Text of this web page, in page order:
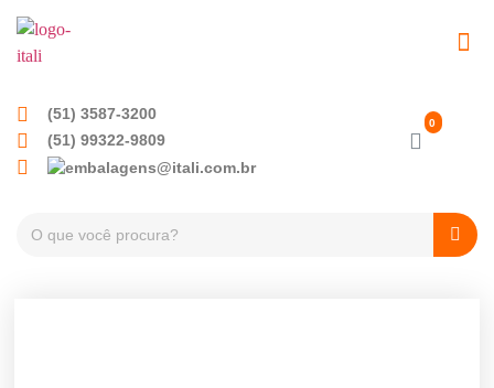
(51) 3587-3200
(51) 99322-9809